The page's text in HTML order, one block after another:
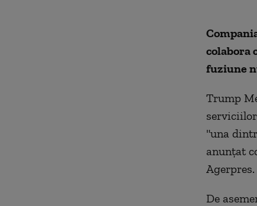
colabora
fuziune
Trump
"una
anunţat
Agerpres.
De